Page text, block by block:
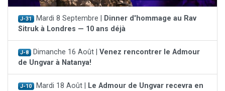
J-31 Mardi 8 Septembre |
Dinner d'hommage au Rav
Sitruk à Londres — 10 ans déjà
J-8 Dimanche 16 Août | Venez rencontrer le Admour
de Ungvar à Natanya!
J-10 Mardi 18 Août |
Le Admour de Ungvar recevra en